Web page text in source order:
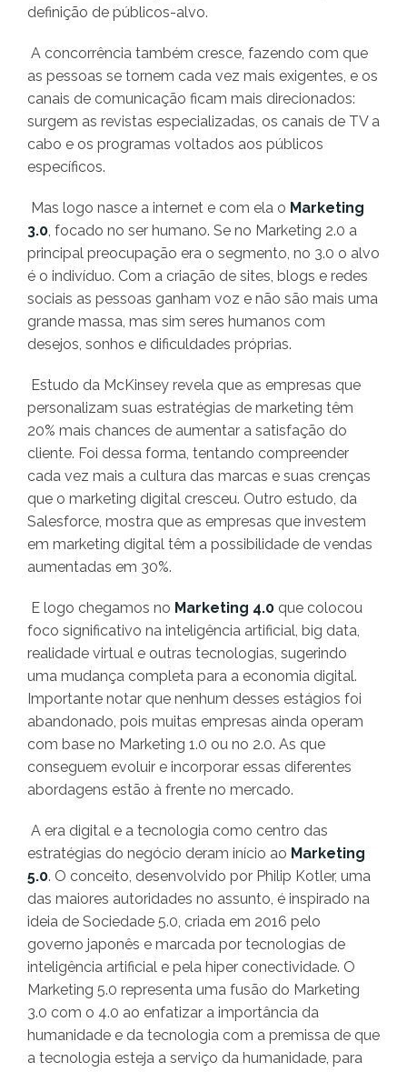
definição de públicos-alvo.
A concorrência também cresce, fazendo com que
as pessoas se tornem cada vez mais exigentes, e os
canais de comunicação ficam mais direcionados:
surgem as revistas especializadas, os canais de TV a
cabo e os programas voltados aos públicos
específicos.
Mas logo nasce a internet e com ela o Marketing
3.0 , focado no ser humano. Se no Marketing 2.0 a
principal preocupação era o segmento, no 3.0 o alvo
é o indivíduo. Com a criação de sites, blogs e redes
sociais as pessoas ganham voz e não são mais uma
grande massa, mas sim seres humanos com
desejos, sonhos e dificuldades próprias.
Estudo da McKinsey revela que as empresas que
personalizam suas estratégias de marketing têm
20% mais chances de aumentar a satisfação do
cliente. Foi dessa forma, tentando compreender
cada vez mais a cultura das marcas e suas crenças
que o marketing digital cresceu. Outro estudo, da
Salesforce, mostra que as empresas que investem
em marketing digital têm a possibilidade de vendas
aumentadas em 30%.
E logo chegamos no Marketing 4.0 que colocou
foco significativo na inteligência artificial, big data,
realidade virtual e outras tecnologias, sugerindo
uma mudança completa para a economia digital.
Importante notar que nenhum desses estágios foi
abandonado, pois muitas empresas ainda operam
com base no Marketing 1.0 ou no 2.0. As que
conseguem evoluir e incorporar essas diferentes
abordagens estão à frente no mercado.
A era digital e a tecnologia como centro das
estratégias do negócio deram início ao Marketing
5.0. O conceito, desenvolvido por Philip Kotler, uma
das maiores autoridades no assunto, é inspirado na
ideia de Sociedade 5.0, criada em 2016 pelo
governo japonês e marcada por tecnologias de
inteligência artificial e pela hiper conectividade. O
Marketing 5.0 representa uma fusão do Marketing
3.0 com o 4.0 ao enfatizar a importância da
humanidade e da tecnologia com a premissa de que
a tecnologia esteja a serviço da humanidade, para